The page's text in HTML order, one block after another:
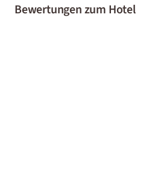
Bewertungen zum Hotel